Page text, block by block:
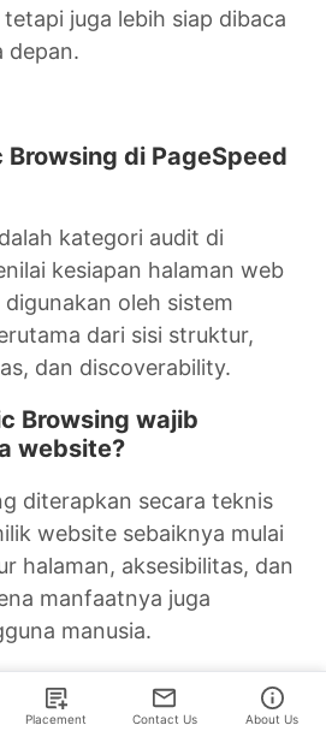
juga lebih siap dibaca
depan.
Browsing di PageSpeed
kategori audit di
kesiapan halaman web
oleh sistem
dari sisi struktur,
dan discoverability.
Browsing wajib
website?
diterapkan secara teknis
website sebaiknya mulai
halaman, aksesibilitas, dan
manfaatnya juga
manusia.
Browsing
Google?
Placement Contact Us About Us